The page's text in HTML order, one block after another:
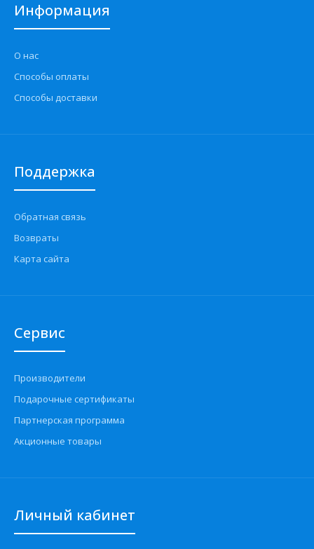
Информация
О нас
Способы оплаты
Способы доставки
Поддержка
Обратная связь
Возвраты
Карта сайта
Сервис
Производители
Подарочные сертификаты
Партнерская программа
Акционные товары
Личный кабинет